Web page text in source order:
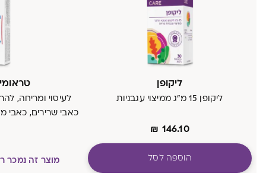
ליקופן
ליקופן 15 מ״ג ממיצוי עגבניות
₪ 146.10
הוספה לסל
לעיסוי ומריחה,
כאבי שרירים, כאבי
מוצר זה